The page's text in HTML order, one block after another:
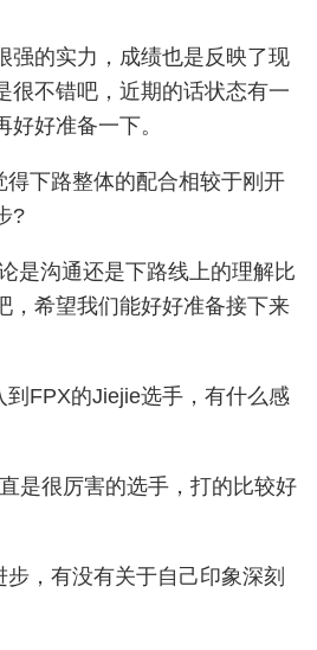
强的实力，成绩也是反映了现
很不错吧，近期的话状态有一
好准备一下。
得下路整体的配合相较于刚开
?
是沟通还是下路线上的理解比
，希望我们能好好准备接下来
到FPX的Jiejie选手，有什么感
是很厉害的选手，打的比较好
，有没有关于自己印象深刻